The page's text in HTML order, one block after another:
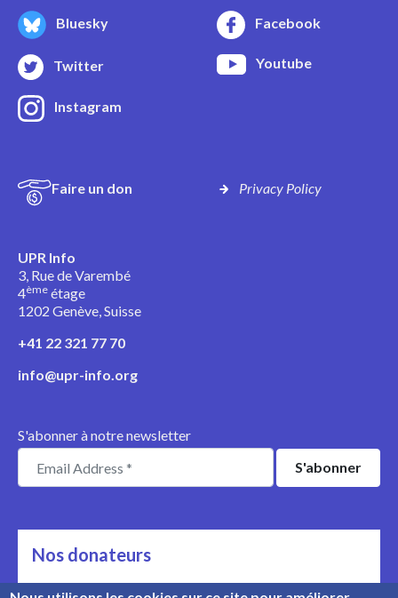
Bluesky Facebook
Twitter Youtube
Instagram
Faire un don Privacy Policy
UPR Info
3, Rue de Varembé
4ème étage
1202 Genève, Suisse
+41 22 321 77 70
info@upr-info.org
S'abonner à notre newsletter
Nos donateurs
Ils nous soutiennent